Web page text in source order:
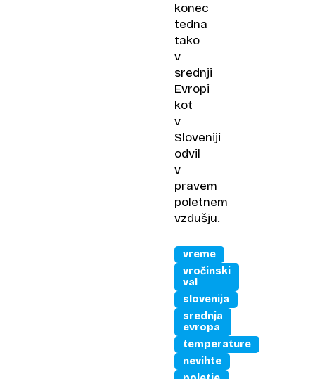
konec
tedna
tako
v
srednji
Evropi
kot
v
Sloveniji
odvil
v
pravem
poletnem
vzdušju.
vreme
vročinski
val
slovenija
srednja
evropa
temperature
nevihte